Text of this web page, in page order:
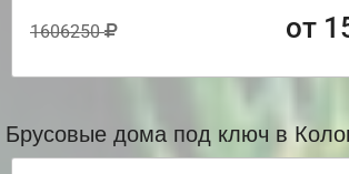
1606250 от
Брусовые дома под ключ в